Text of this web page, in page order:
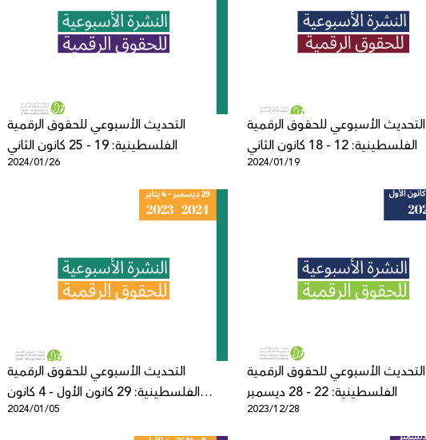
التحديث الأسبوعي للحقوق الرقمية
الفلسطينية: 19 - 25 كانون الثاني
2024/01/26
التحديث الأسبوعي للحقوق الرقمية
الفلسطينية: 12 - 18 كانون الثاني
2024/01/19
التحديث الأسبوعي للحقوق الرقمية
الفلسطينية: 29 كانون الأول - 4 كانون
الثاني
2024/01/05
التحديث الأسبوعي للحقوق الرقمية
الفلسطينية: 22 - 28 ديسمبر
2023/12/28